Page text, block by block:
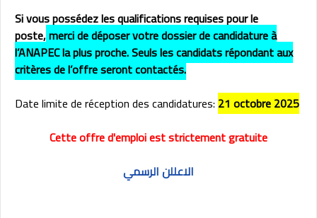
Si vous possédez les qualifications requises pour le
poste,merci de déposer votre dossier de candidature à
l’ANAPEC la plus proche. Seuls les candidats répondant aux
critères de l’offre seront contactés.
Date limite de réception des candidatures: 21 octobre 2025
Cette offre d'emploi est strictement gratuite
الاعللن الرسمي